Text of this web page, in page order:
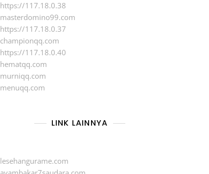
https://117.18.0.38
masterdomino99.com
https://117.18.0.37
championqq.com
https://117.18.0.40
hematqq.com
murniqq.com
menuqq.com
LINK LAINNYA
lesehangurame.com